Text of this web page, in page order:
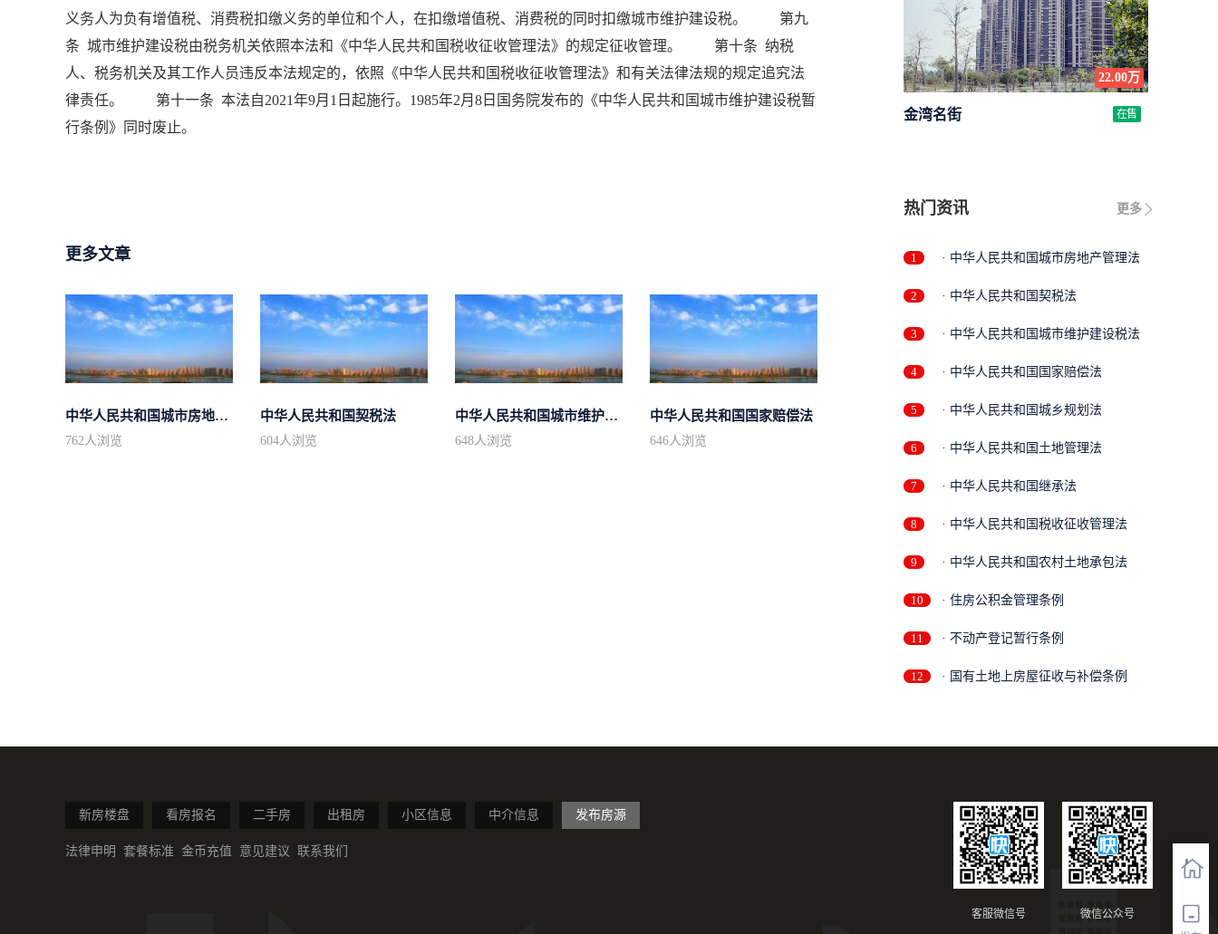
义务人为负有增值税、消费税扣缴义务的单位和个人，在扣缴增值税、消费税的同时扣缴城市维护建设税。 第九
条 城市维护建设税由税务机关依照本法和《中华人民共和国税收征收管理法》的规定征收管理。 第十条 纳税
人、税务机关及其工作人员违反本法规定的，依照《中华人民共和国税收征收管理法》和有关法律法规的规定追究法
律责任。 第十一条 本法自2021年9月1日起施行。1985年2月8日国务院发布的《中华人民共和国城市维护建设税暂
行条例》同时废止。
更多文章
中华人民共和国城市房地产管理法
762人浏览
中华人民共和国契税法
604人浏览
中华人民共和国城市维护建设税法
648人浏览
中华人民共和国国家赔偿法
646人浏览
22.00万
金湾名街 在售
更多
热门资讯
1 · 中华人民共和国城市房地产管理法
2 · 中华人民共和国契税法
3 · 中华人民共和国城市维护建设税法
4 · 中华人民共和国国家赔偿法
5 · 中华人民共和国城乡规划法
6 · 中华人民共和国土地管理法
7 · 中华人民共和国继承法
8 · 中华人民共和国税收征收管理法
9 · 中华人民共和国农村土地承包法
10 · 住房公积金管理条例
11 · 不动产登记暂行条例
12 · 国有土地上房屋征收与补偿条例
新房楼盘 看房报名 二手房 出租房 小区信息 中介信息 发布房源
法律申明 套餐标准 金币充值 意见建议 联系我们
微信公众号
客服微信号